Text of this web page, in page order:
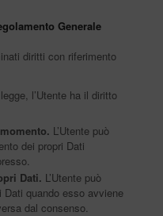
Generale
diritti con riferimento
l’Utente ha il diritto
L’Utente può
dei propri Dati
Dati. L’Utente può
quando esso avviene
dal consenso.